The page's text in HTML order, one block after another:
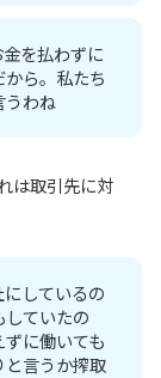
を払わずに
ら。私たち
うわね
は取引先に対
しているの
していたの
に働いても
と言うか搾取